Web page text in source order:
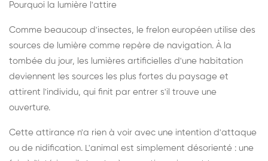
Pourquoi la lumière l'attire
Comme beaucoup d'insectes, le frelon européen utilise des
sources de lumière comme repère de navigation. À la
tombée du jour, les lumières artificielles d'une habitation
deviennent les sources les plus fortes du paysage et
attirent l'individu, qui finit par entrer s'il trouve une
ouverture.
Cette attirance n'a rien à voir avec une intention d'attaque
ou de nidification. L'animal est simplement désorienté : une